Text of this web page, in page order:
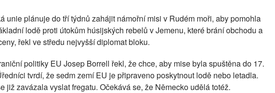
unie plánuje do tří týdnů zahájit námořní misi v Rudém moři, aby pomohla
lodě proti útokům húsijských rebelů v Jemenu, které brání obchodu a
řekl ve středu nejvyšší diplomat bloku.
politiky EU Josep Borrell řekl, že chce, aby mise byla spuštěna do 17.
tvrdí, že sedm zemí EU je připraveno poskytnout lodě nebo letadla.
již zavázala vyslat fregatu. Očekává se, že Německo udělá totéž.